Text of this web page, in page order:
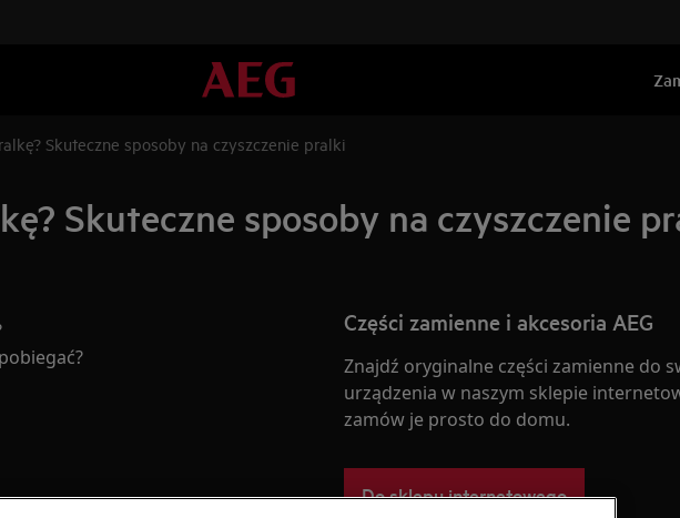
Skuteczne sposoby na czyszczenie pralki
Skuteczne sposoby na czyszczenie
Części zamienne i akcesoria AEG
Znajdź oryginalne części zamienne do
urządzenia w naszym sklepie
zamów je prosto do domu.
Do sklepu internetowego